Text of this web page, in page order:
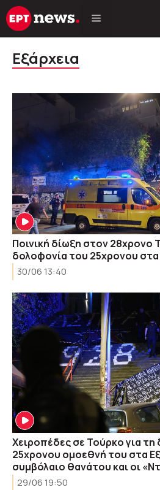
Μετάβαση
σε
Εξάρχεια
Ποινική δίωξη στον 28χρονο
δολοφονία του 25χρονου στα
30/06 13:40
Χειροπέδες σε Τούρκο για
25χρονου ομοεθνή του στα
συμβόλαιο θανάτου και οι
29/06 19:50